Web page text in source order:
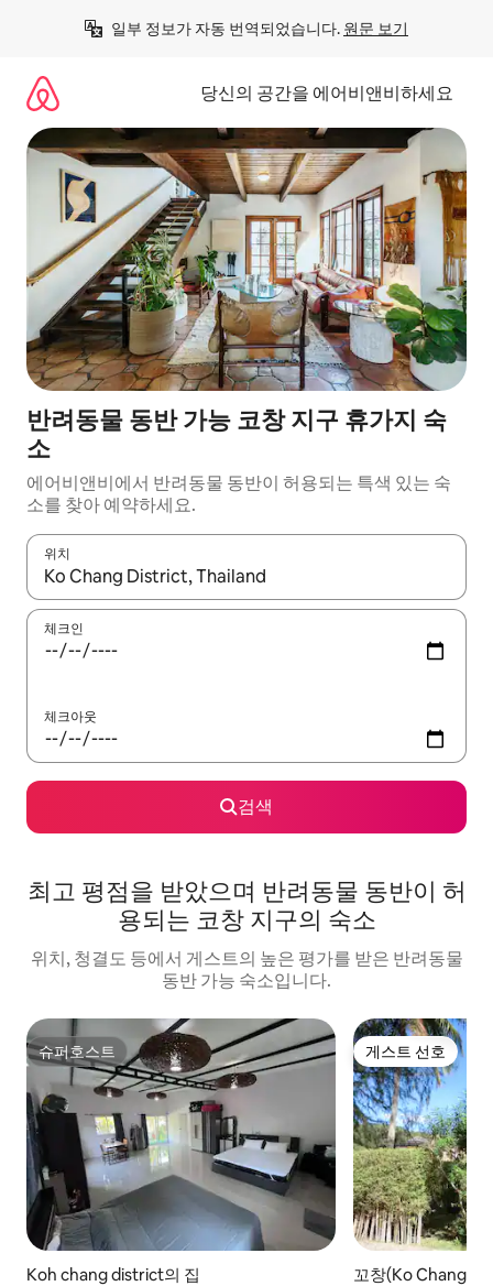
일부 정보가 자동 번역되었습니다. 원문 보기
당신의 공간을 에어비앤비하세요
반려동물 동반 가능 코창 지구 휴가지 숙
소
에어비앤비에서 반려동물 동반이 허용되는 특색 있는 숙
소를 찾아 예약하세요.
위치
결과가 나오면 위·아래 화살표 키를 사용하거나 터치 또는 스와이
체크인
체크아웃
검색
최고 평점을 받았으며 반려동물 동반이 허
용되는 코창 지구의 숙소
위치, 청결도 등에서 게스트의 높은 평가를 받은 반려동물
동반 가능 숙소입니다.
슈퍼호스트
슈퍼호스트
Koh chang district의 집
게스트 선호
게스트 선호
꼬창(Ko Chang)의